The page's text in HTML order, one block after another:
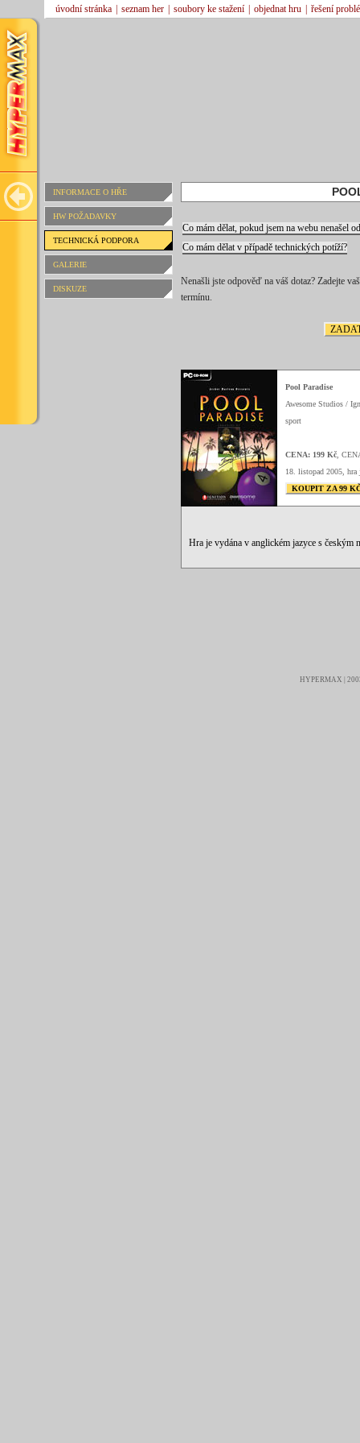
úvodní stránka seznam her soubory ke stažení objednat hru řešení
INFORMACE O HŘE
HW POŽADAVKY
TECHNICKÁ PODPORA
GALERIE
DISKUZE
Co mám dělat, pokud jsem na webu nenašel
Co mám dělat v případě technických potíží?
Nenašli jste odpověď na váš dotaz? Zadejte
termínu.
Pool Paradise
Awesome Studios /
sport
CENA: 199 Kč ,
18. listopad 2005, hra
KOUPIT ZA 99
Hra je vydána v anglickém jazyce s českým
HYPERMAX |